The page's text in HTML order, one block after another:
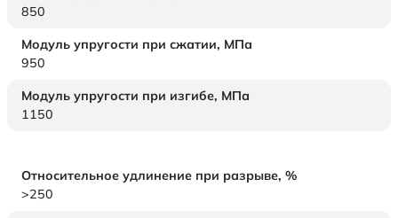
850
Модуль упругости при сжатии, МПа
950
Модуль упругости при изгибе, МПа
1150
Относительное удлинение при разрыве, %
>250